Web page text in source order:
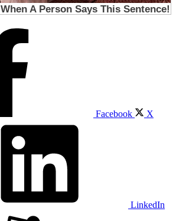
Facebook X
LinkedIn